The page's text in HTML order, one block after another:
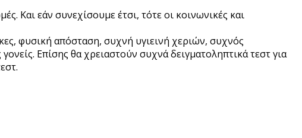
Και εάν συνεχίσουμε έτσι, τότε οι κοινωνικές και
φυσική απόσταση, συχνή υγιεινή χεριών, συχνός
Επίσης θα χρειαστούν συχνά δειγματοληπτικά τεστ για